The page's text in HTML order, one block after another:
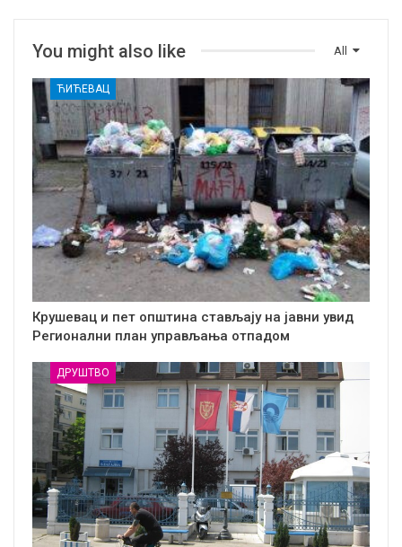
All
You might also like
ЋИЋЕВАЦ
Крушевац и пет општина стављају на јавни увид
Регионални план управљања отпадом
ДРУШТВО